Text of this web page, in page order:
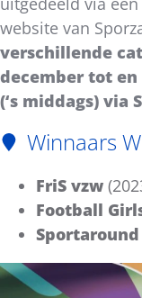
website van
verschillende
december tot
(‘s middags) via
Winnaars
FriS vzw
Football
Sportaround